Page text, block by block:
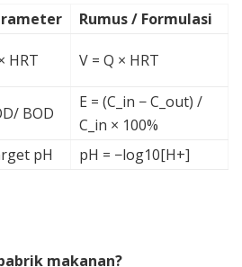
Rumus / Formulasi
HRT V = Q × HRT
BOD
E = (C_in − C_out) /
C_in × 100%
pH pH = −log10[H+]
makanan?